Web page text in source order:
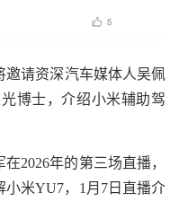
请资深汽车媒体人吴佩
博士，介绍小米辅助驾
年的第三场直播，
小米YU7，1月7日直播介